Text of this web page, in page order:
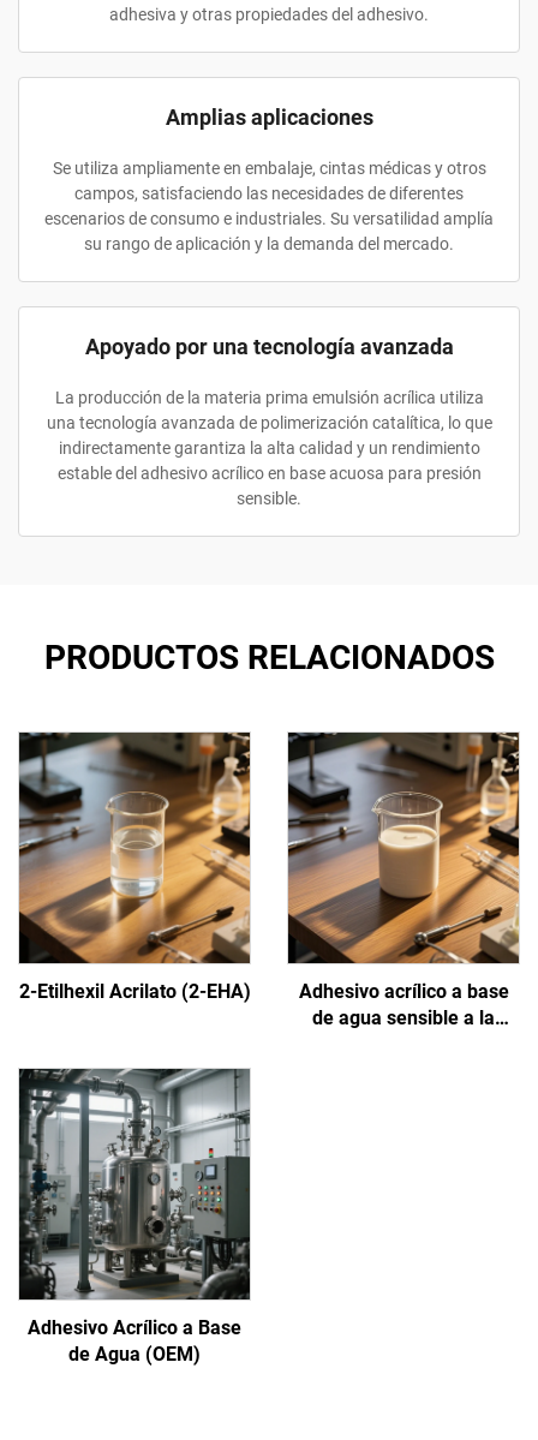
adhesiva y otras propiedades del adhesivo.
Amplias aplicaciones
Se utiliza ampliamente en embalaje, cintas médicas y otros
campos, satisfaciendo las necesidades de diferentes
escenarios de consumo e industriales. Su versatilidad amplía
su rango de aplicación y la demanda del mercado.
Apoyado por una tecnología avanzada
La producción de la materia prima emulsión acrílica utiliza
una tecnología avanzada de polimerización catalítica, lo que
indirectamente garantiza la alta calidad y un rendimiento
estable del adhesivo acrílico en base acuosa para presión
sensible.
PRODUCTOS RELACIONADOS
2-Etilhexil Acrilato (2-EHA)
Adhesivo acrílico a base
de agua sensible a la
Adhesivo Acrílico a Base
de Agua (OEM)